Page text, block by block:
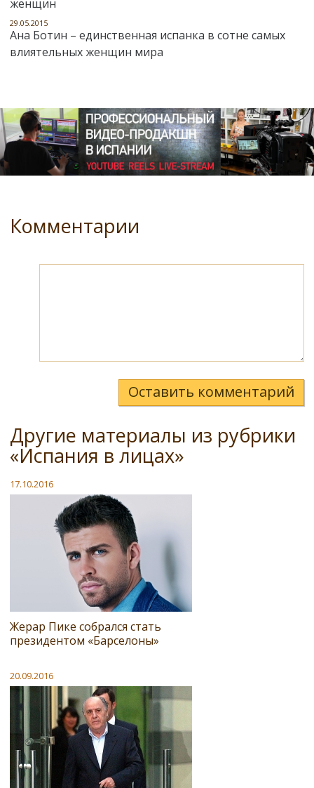
женщин
29.05.2015
Ана Ботин – единственная испанка в сотне самых
влиятельных женщин мира
Комментарии
Оставить комментарий
Другие материалы из рубрики
«Испания в лицах»
17.10.2016
Жерар Пике собрался стать
президентом «Барселоны»
20.09.2016